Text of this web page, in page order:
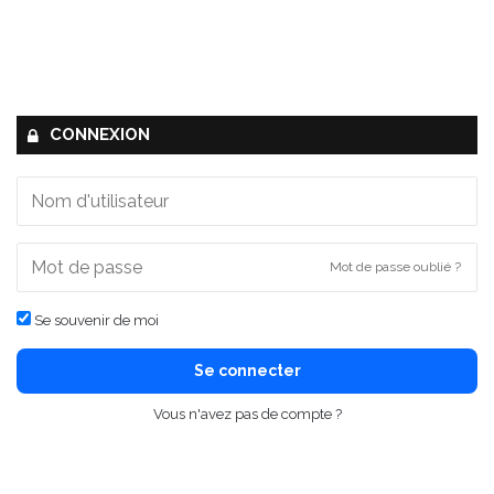
CONNEXION
Mot de passe oublié ?
Se souvenir de moi
Se connecter
Vous n'avez pas de compte ?